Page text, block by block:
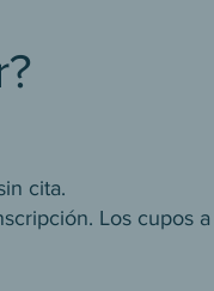
cita.
Los cupos a